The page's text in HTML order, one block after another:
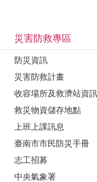
災害防救專區
防災資訊
災害防救計畫
收容場所及救濟站資訊
救災物資儲存地點
上班上課訊息
臺南市市民防災手冊
志工招募
中央氣象署